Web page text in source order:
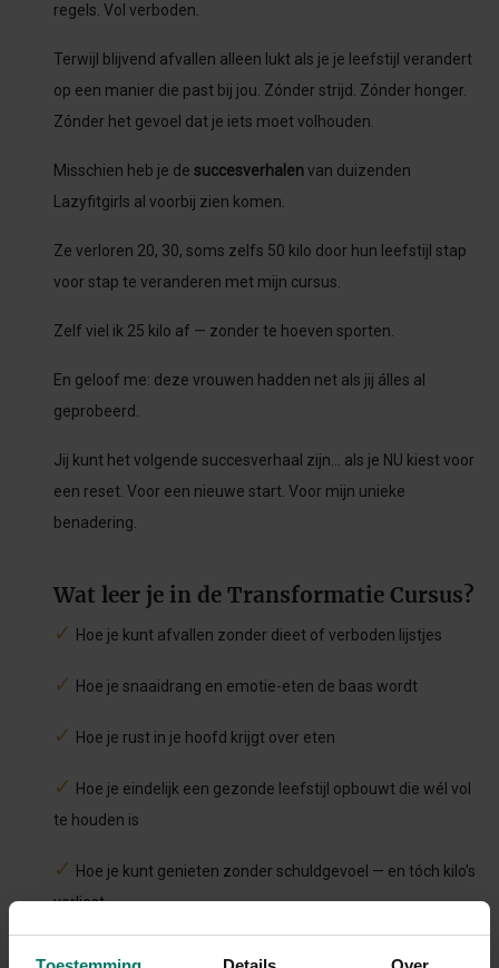
regels. Vol verboden.
Terwijl blijvend afvallen alleen lukt als je je leefstijl verandert
op een manier die past bij jou. Zónder strijd. Zónder honger.
Zónder het gevoel dat je iets moet volhouden.
Misschien heb je de succesverhalenvan duizenden
Lazyfitgirls al voorbij zien komen.
Ze verloren 20, 30, soms zelfs 50 kilo door hun leefstijl stap
voor stap te veranderen met mijn cursus.
Zelf viel ik 25 kilo af — zonder te hoeven sporten.
En geloof me: deze vrouwen hadden net als jij álles al
geprobeerd.
Jij kunt het volgende succesverhaal zijn… als je NU kiest voor
een reset. Voor een nieuwe start. Voor mijn unieke
benadering.
Wat leer je in de Transformatie Cursus?
✓ Hoe je kunt afvallen zonder dieet of verboden lijstjes
✓ Hoe je snaaidrang en emotie-eten de baas wordt
✓ Hoe je rust in je hoofd krijgt over eten
✓ Hoe je eindelijk een gezonde leefstijl opbouwt die wél vol
te houden is
✓ Hoe je kunt genieten zonder schuldgevoel — en tóch kilo’s
verliest